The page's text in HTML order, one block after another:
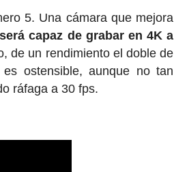
5. Una cámara que mejora
será capaz de grabar en 4K a
de un rendimiento el doble de
ostensible, aunque no tan
ráfaga a 30 fps.